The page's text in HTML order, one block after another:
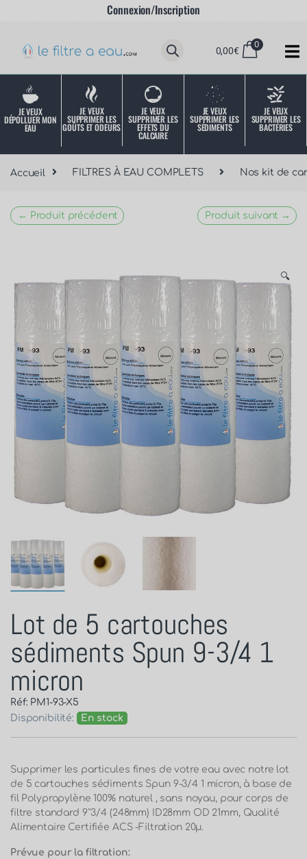
Connexion/Inscription
0,00€
0
JE VEUX
DÉPOLLUER MON
EAU
JE VEUX
SUPPRIMER LES
GOÛTS ET ODEURS
JE VEUX
SUPPRIMER LES
EFFETS DU
CALCAIRE
JE VEUX
SUPPRIMER LES
SÉDIMENTS
JE VEUX
SUPPRIMER LES
BACTÉRIES
Accueil FILTRES À EAU COMPLETS Nos kit de
← Produit précédent Produit suivant →
🔍
Lot de 5 cartouches
sédiments Spun 9-3/4 1
micron
Réf: PM1-93-X5
Disponibilité:
En stock
Supprimer les particules fines de votre eau avec notre lot
de 5 cartouches sédiments Spun 9-3/4 1 micron,à base de
fil Polypropylène 100% naturel , sans noyau, pour corps de
filtre standard 9″3/4 (248mm) ID28mm OD 21mm, Qualité
Alimentaire Certifiée ACS -Filtration 20µ.
Prévue pour la filtration: